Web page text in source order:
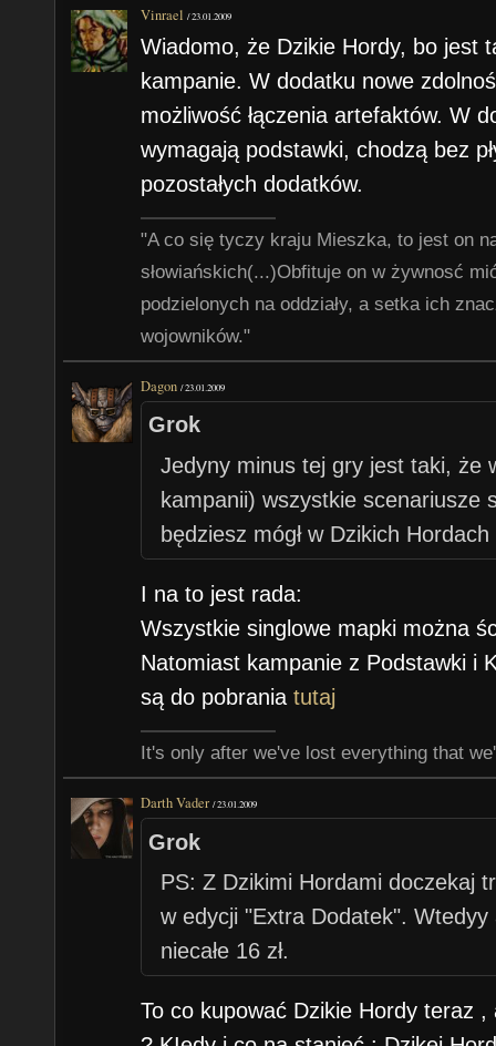
Vinrael /23.01.2009
Wiadomo, że Dzikie Hordy, bo jest
kampanie. W dodatku nowe
możliwość łączenia artefaktów. W
wymagają podstawki, chodzą bez
pozostałych dodatków.
"A co się tyczy kraju Mieszka, to jest on
słowiańskich(...)Obfituje on w żywnosć
podzielonych na oddziały, a setka ich
wojowników."
Dagon /23.01.2009
Grok
Jedyny minus tej gry jest taki, że
kampanii) wszystkie scenariusze
będziesz mógł w Dzikich
I na to jest rada:
Wszystkie singlowe mapki można
Natomiast kampanie z Podstawki i
są do pobraniatutaj
It's only after we've lost everything that
Darth Vader /23.01.2009
Grok
PS: Z Dzikimi Hordami doczekaj
w edycji "Extra Dodatek".
niecałe 16 zł.
To co kupować Dzikie Hordy teraz